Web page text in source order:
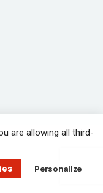
are allowing all third-
Personalize